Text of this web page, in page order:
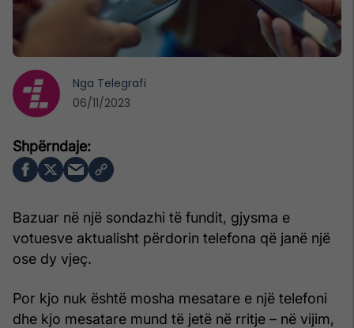
Bazuar në një sondazhi të fundit, gjysma e
votuesve aktualisht përdorin telefona që janë një
ose dy vjeç.
Por kjo nuk është mosha mesatare e një telefoni
dhe kjo mesatare mund të jetë në rritje – në vijim,
Nga Telegrafi
06/11/2023